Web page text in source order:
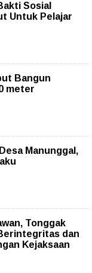
Sosial
Untuk Pelajar
Bangun
meter
Manunggal,
Tonggak
dan
Kejaksaan